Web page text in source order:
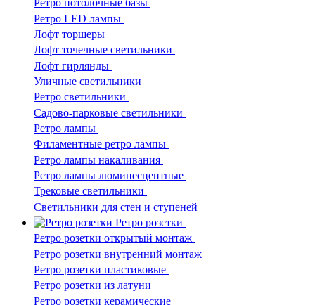
Ретро потолочные базы
Ретро LED лампы
Лофт торшеры
Лофт точечные светильники
Лофт гирлянды
Уличные светильники
Ретро светильники
Садово-парковые светильники
Ретро лампы
Филаментные ретро лампы
Ретро лампы накаливания
Ретро лампы люминесцентные
Трековые светильники
Светильники для стен и ступеней
Ретро розетки
Ретро розетки открытый монтаж
Ретро розетки внутренний монтаж
Ретро розетки пластиковые
Ретро розетки из латуни
Ретро розетки керамические